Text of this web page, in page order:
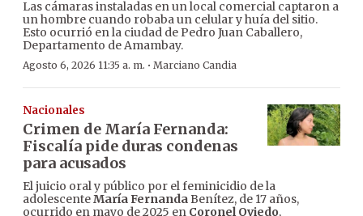
Las cámaras instaladas en un local comercial captaron a
un hombre cuando robaba un celular y huía del sitio.
Esto ocurrió en la ciudad de Pedro Juan Caballero,
Departamento de Amambay.
Agosto 6, 2026 11:35 a. m. · Marciano Candia
Nacionales
Crimen de María Fernanda:
Fiscalía pide duras condenas
para acusados
El juicio oral y público por el feminicidio de la
adolescenteMaría FernandaBenítez, de 17 años,
ocurrido en mayo de 2025 en Coronel Oviedo,